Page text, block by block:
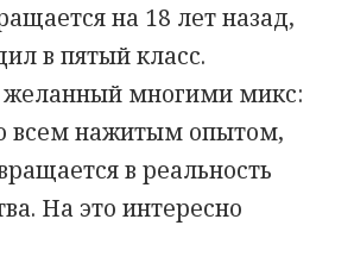
на 18 лет назад,
в пятый класс.
желанный многими микс:
всем нажитым опытом,
в реальность
На это интересно